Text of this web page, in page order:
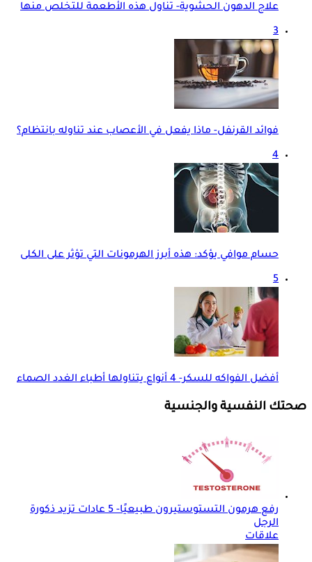
علاج الدهون الحشوية- تناول هذه الأطعمة للتخلص منها
3
فوائد القرنفل- ماذا يفعل في الأعصاب عند تناوله بانتظام؟
4
حسام موافي يؤكد: هذه أبرز الهرمونات التي تؤثر على الكلى
5
أفضل الفواكه للسكر- 4 أنواع يتناولها أطباء الغدد الصماء
صحتك النفسية والجنسية
رفع هرمون التستوستيرون طبيعيًا- 5 عادات تزيد ذكورة
الرجل
علاقات